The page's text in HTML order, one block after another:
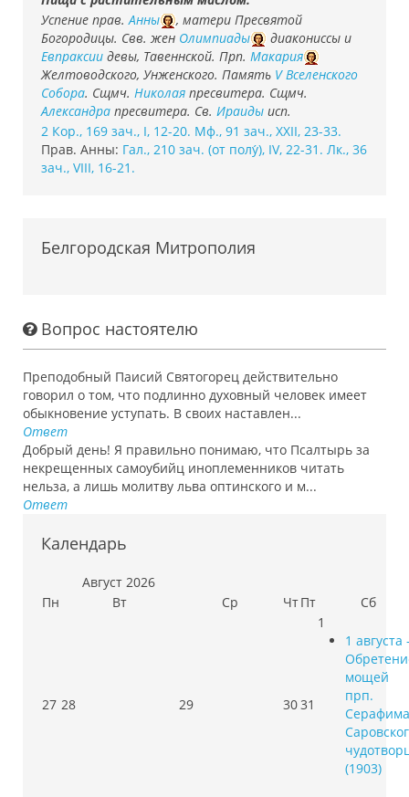
Успение прав.Анны
, матери Пресвятой
Богородицы. Свв. жен Олимпиады
диакониссы и
Евпраксии девы, Тавеннской. Прп. Макария
Желтоводского, Унженского. Память V Вселенского
Собора. Сщмч. Николая пресвитера. Сщмч.
Александра пресвитера. Св. Ираиды исп.
2 Кор., 169 зач., I, 12-20. Мф., 91 зач., XXII, 23-33.
Прав. Анны: Гал., 210 зач. (от полу́), IV, 22-31. Лк., 36
зач., VIII, 16-21.
Белгородская Митрополия
Вопрос настоятелю
Преподобный Паисий Святогорец действительно
говорил о том, что подлинно духовный человек имеет
обыкновение уступать. В своих наставлен...
Ответ
Добрый день! Я правильно понимаю, что Псалтырь за
некрещенных самоубийц иноплеменников читать
нельза, а лишь молитву льва оптинского и м...
Ответ
Календарь
Август 2026
Пн
Вт Ср ЧтПт Сб
27 28 29 3031
1
1 августа
мощей
прп.
Серафима
(1903)